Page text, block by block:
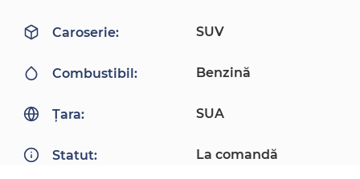
Caroserie: SUV
Combustibil: Benzină
Țara: SUA
Statut: La comandă